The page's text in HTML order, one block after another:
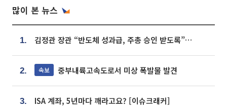
많이 본 뉴스
1. 김정관 장관 “반도체 성과급, 주총 승인 받도록”…상법·자본시장법 개정 시사
2. 속보 중부내륙고속도로서 미상 폭발물 발견
3. ISA 계좌, 5년마다 깨라고요? [이슈크래커]